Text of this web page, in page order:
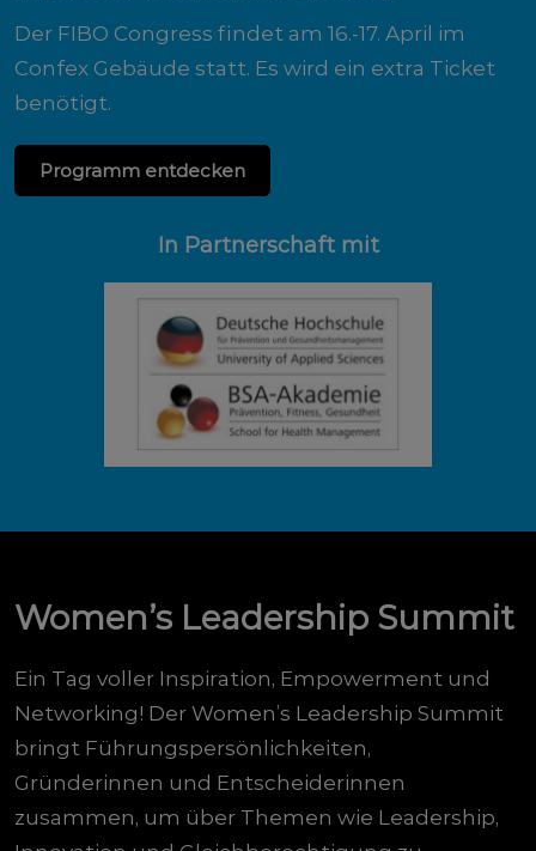
Der FIBO Congress findet am 16.-17. April im
Confex Gebäude statt. Es wird ein extra Ticket
benötigt.
Programm entdecken
In Partnerschaft mit
Women’s Leadership Summit
Ein Tag voller Inspiration, Empowerment und
Networking! Der Women’s Leadership Summit
bringt Führungspersönlichkeiten,
Gründerinnen und Entscheiderinnen
zusammen, um über Themen wie Leadership,